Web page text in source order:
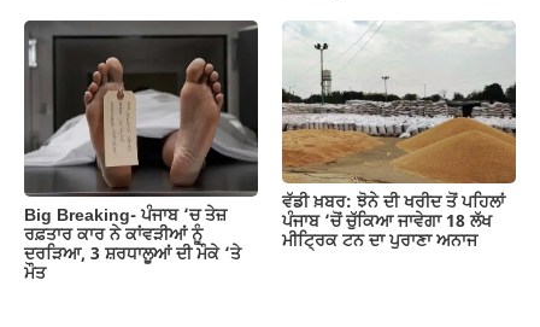
Big Breaking- ਪੰਜਾਬ ‘ਚ ਤੇਜ਼
ਰਫ਼ਤਾਰ ਕਾਰ ਨੇ ਕਾਂਵੜੀਆਂ ਨੂੰ
ਦਰੜਿਆ, 3 ਸ਼ਰਧਾਲੂਆਂ ਦੀ ਮੌਕੇ ‘ਤੇ
ਮੌਤ
ਵੱਡੀ ਖ਼ਬਰ: ਝੋਨੇ ਦੀ ਖਰੀਦ ਤੋਂ ਪਹਿਲਾਂ
ਪੰਜਾਬ ‘ਚੋਂ ਚੁੱਕਿਆ ਜਾਵੇਗਾ 18 ਲੱਖ
ਮੀਟ੍ਰਿਕ ਟਨ ਦਾ ਪੁਰਾਣਾ ਅਨਾਜ